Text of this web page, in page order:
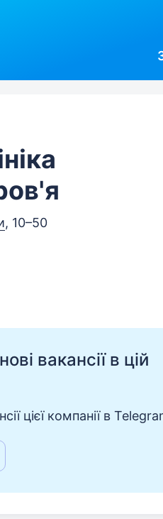
, 10–50
вакансії в цій
цієї компанії в